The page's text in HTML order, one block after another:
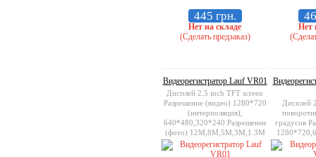
445 грн.
Нет на складе
(Сделать предзаказ)
Нет
Видеорегистратор Lauf VR01
Дисплей 2.5 inch TFT screen
Разрешение (видео) 1280*720
(интерполяция),
640*480,320*240 Разрешение
(фото) 12M,8M,5M,3M,1.3M
Поддержка карт памяти micro
SD card, до 32GB
Дисплей
градусов